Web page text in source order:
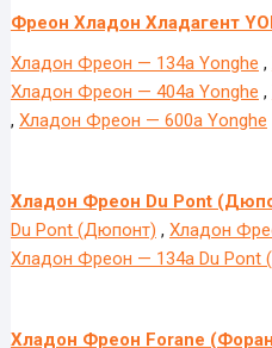
Фреон Хладон Хладагент
Хладон Фреон — 134a Yonghe ,
Хладон Фреон — 404a Yonghe ,
, Хладон Фреон — 600a Yonghe
Хладон Фреон Du Pont
Du Pont (Дюпонт) , Хладон
Хладон Фреон — 134a Du Pont
Хладон Фреон Forane